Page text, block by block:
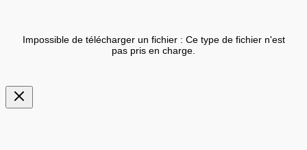
Impossible de télécharger un fichier : Ce type de fichier n'est
pas pris en charge.